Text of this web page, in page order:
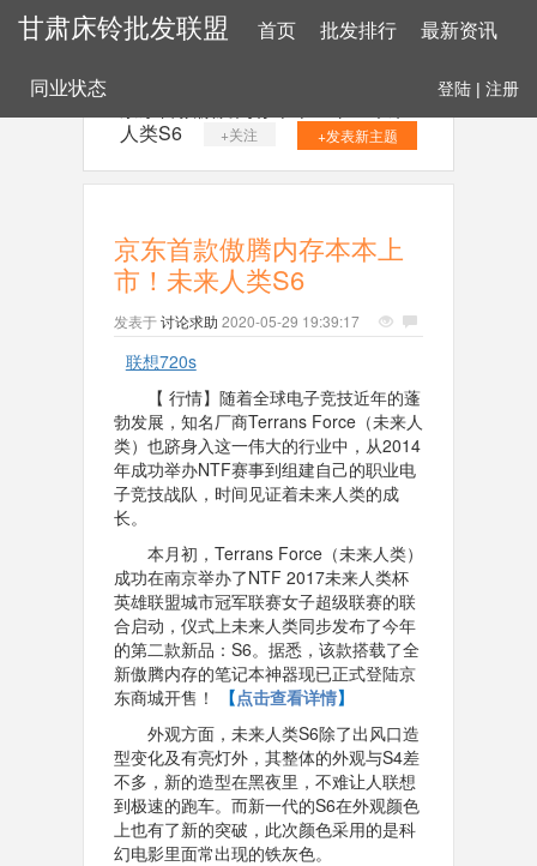
甘肃床铃批发联盟 首页 批发排行 最新资讯
同业状态 登陆 | 注册
人类S6
+关注 +发表新主题
京东首款傲腾内存本本上
市！未来人类S6
发表于讨论求助 2020-05-29 19:39:17
联想720s
【 行情】随着全球电子竞技近年的蓬
勃发展，知名厂商Terrans Force（未来人
类）也跻身入这一伟大的行业中，从2014
年成功举办NTF赛事到组建自己的职业电
子竞技战队，时间见证着未来人类的成
长。
本月初，Terrans Force（未来人类）
成功在南京举办了NTF 2017未来人类杯
英雄联盟城市冠军联赛女子超级联赛的联
合启动，仪式上未来人类同步发布了今年
的第二款新品：S6。据悉，该款搭载了全
新傲腾内存的笔记本神器现已正式登陆京
东商城开售！
【点击查看详情】
外观方面，未来人类S6除了出风口造
型变化及有亮灯外，其整体的外观与S4差
不多，新的造型在黑夜里，不难让人联想
到极速的跑车。而新一代的S6在外观颜色
上也有了新的突破，此次颜色采用的是科
幻电影里面常出现的铁灰色。